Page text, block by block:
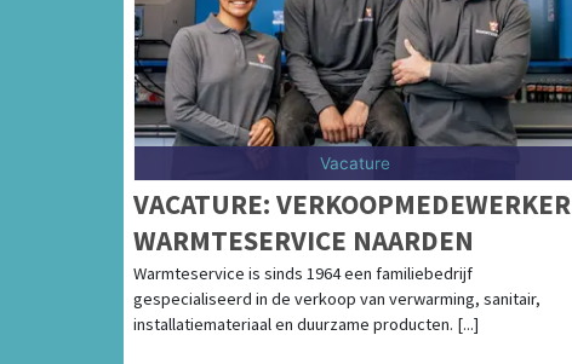
Vacature
VACATURE: VERKOOPMEDEWERKER
WARMTESERVICE NAARDEN
Warmteservice is sinds 1964 een familiebedrijf
gespecialiseerd in de verkoop van verwarming, sanitair,
installatiemateriaal en duurzame producten. [...]